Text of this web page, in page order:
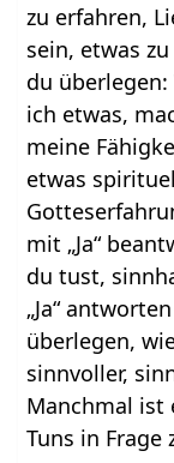
zu erfahren,
sein, etwas
du
ich etwas,
meine
etwas
mit „Ja“
du tust,
„Ja“
überlegen,
sinnvoller,
Manchmal ist
Tuns in Frage